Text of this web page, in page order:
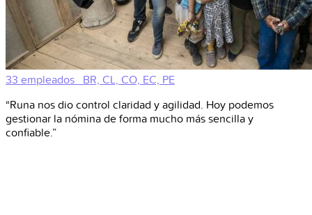
33 empleados
BR, CL, CO, EC, PE
“Runa nos dio control claridad y agilidad. Hoy podemos
gestionar la nómina de forma mucho más sencilla y
confiable.”